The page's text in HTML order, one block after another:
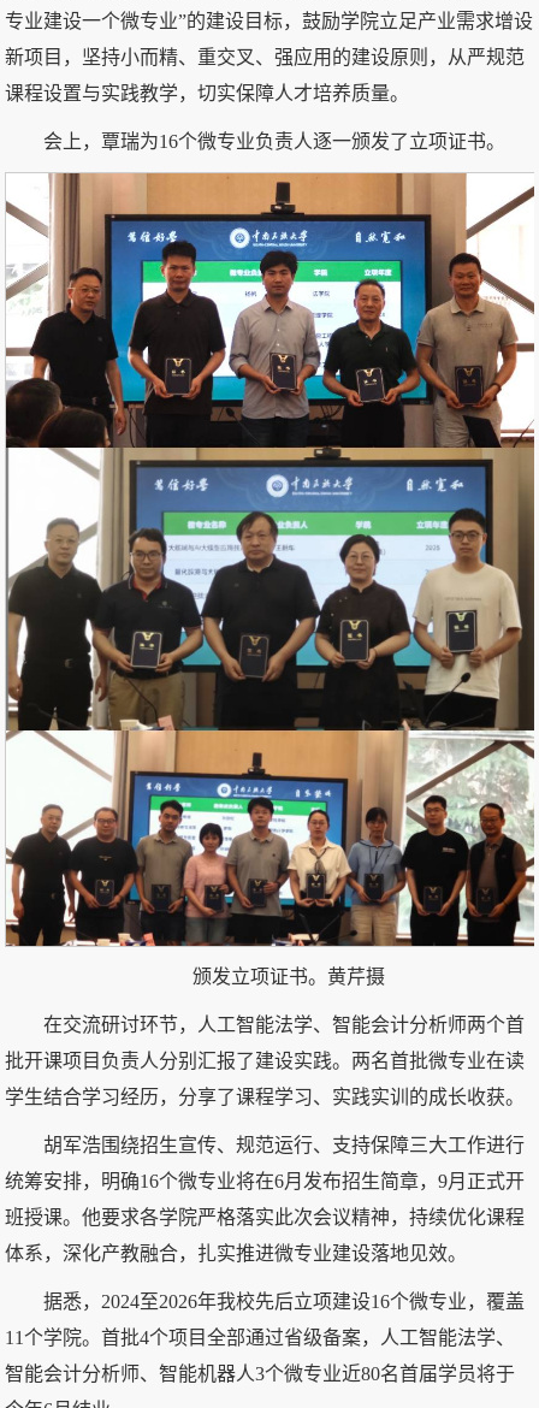
专业建设一个微专业”的建设目标，鼓励学院立足产业需求增设
新项目，坚持小而精、重交叉、强应用的建设原则，从严规范
课程设置与实践教学，切实保障人才培养质量。
会上，覃瑞为16个微专业负责人逐一颁发了立项证书。
颁发立项证书。黄芹摄
在交流研讨环节，人工智能法学、智能会计分析师两个首
批开课项目负责人分别汇报了建设实践。两名首批微专业在读
学生结合学习经历，分享了课程学习、实践实训的成长收获。
胡军浩围绕招生宣传、规范运行、支持保障三大工作进行
统筹安排，明确16个微专业将在6月发布招生简章，9月正式开
班授课。他要求各学院严格落实此次会议精神，持续优化课程
体系，深化产教融合，扎实推进微专业建设落地见效。
据悉，2024至2026年我校先后立项建设16个微专业，覆盖
11个学院。首批4个项目全部通过省级备案，人工智能法学、
智能会计分析师、智能机器人3个微专业近80名首届学员将于